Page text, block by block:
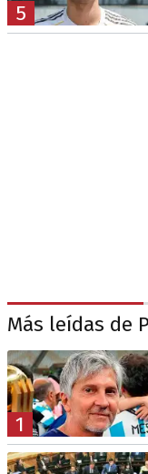
5
Más leídas de
1